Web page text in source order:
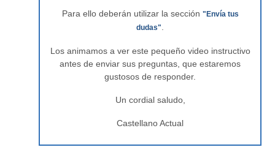
Para ello deberán utilizar la sección "Envía tus
dudas".
Los animamos a ver este pequeño video instructivo
antes de enviar sus preguntas, que estaremos
gustosos de responder.
Un cordial saludo,
Castellano Actual